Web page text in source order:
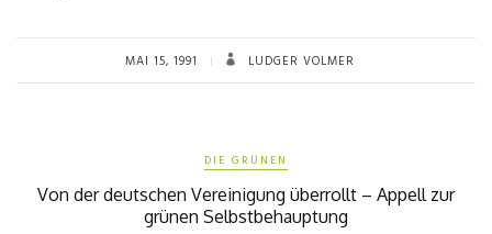
MAI 15, 1991 LUDGER VOLMER
DIE GRÜNEN
Von der deutschen Vereinigung überrollt – Appell zur
grünen Selbstbehauptung